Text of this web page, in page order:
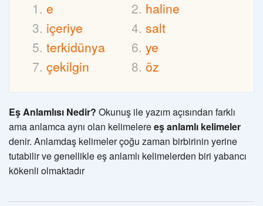
e
haline
içeriye
salt
terkidünya
ye
çekilgin
öz
Eş Anlamlısı Nedir? Okunuş ile yazım açısından farklı
ama anlamca aynı olan kelimelereeş anlamlı kelimeler
denir. Anlamdaş kelimeler çoğu zaman birbirinin yerine
tutabilir ve genellikle eş anlamlı kelimelerden biri yabancı
kökenli olmaktadır